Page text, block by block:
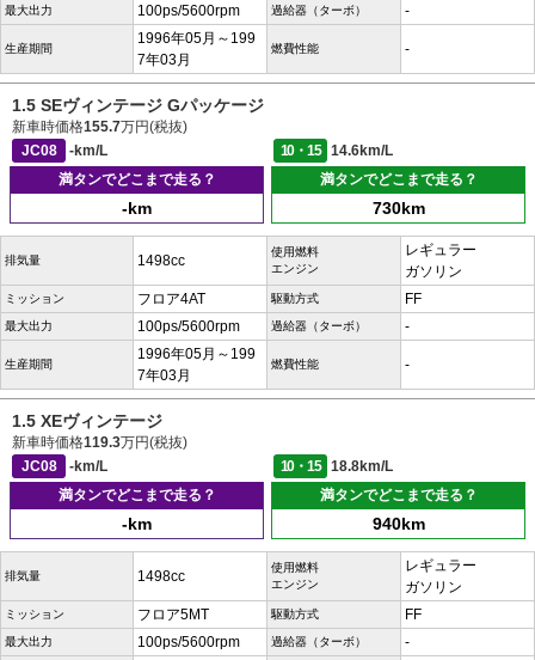
最大出力 100ps/5600rpm 過給器（ターボ） -
生産期間
1996年05月～199
7年03月
燃費性能 -
1.5 SEヴィンテージ Gパッケージ
新車時価格155.7万円(税抜)
JC08
-km/L 10・15
14.6km/L
満タンでどこまで走る？
-km
満タンでどこまで走る？
730km
排気量 1498cc
使用燃料
エンジン
レギュラー
ガソリン
ミッション フロア4AT 駆動方式 FF
最大出力 100ps/5600rpm 過給器（ターボ） -
生産期間
1996年05月～199
7年03月
燃費性能 -
1.5 XEヴィンテージ
新車時価格119.3万円(税抜)
JC08
-km/L 10・15
18.8km/L
満タンでどこまで走る？
-km
満タンでどこまで走る？
940km
排気量 1498cc
使用燃料
エンジン
レギュラー
ガソリン
ミッション フロア5MT 駆動方式 FF
最大出力 100ps/5600rpm 過給器（ターボ） -